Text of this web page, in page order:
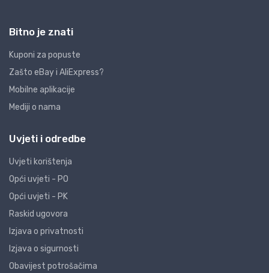
Bitno je znati
Kuponi za popuste
Zašto eBay i AliExpress?
Mobilne aplikacije
Mediji o nama
Uvjeti i odredbe
Uvjeti korištenja
Opći uvjeti - PO
Opći uvjeti - PK
Raskid ugovora
Izjava o privatnosti
Izjava o sigurnosti
Obavijest potrošačima